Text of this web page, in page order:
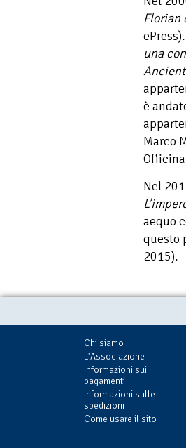
Florian
una
è
Marco
Nel
aequo
questo
2015).
Chi siamo
L'Associazione
Informazioni sui
pagamenti
Informazioni sulle
spedizioni
Come usare il sito